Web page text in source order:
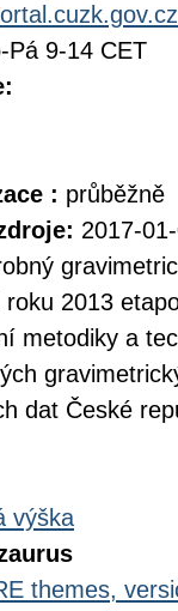
Pá 9-14 CET
: průběžně
2017-
2013
metodiky a
dat České
výška
themes,